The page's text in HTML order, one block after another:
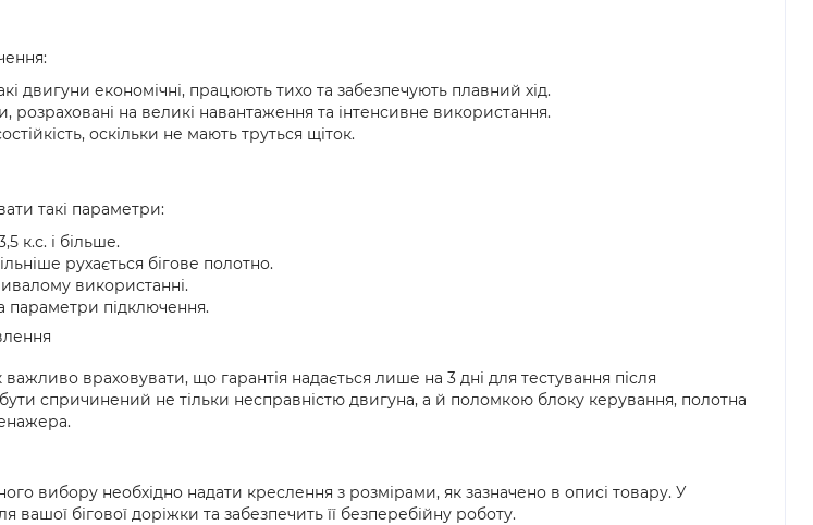
двигуни економічні, працюють тихо та забезпечують плавний хід.
розраховані на великі навантаження та інтенсивне використання.
оскільки не мають труться щіток.
такі параметри:
к.с. і більше.
рухається бігове полотно.
використанні.
параметри підключення.
враховувати, що гарантія надається лише на 3 дні для тестування після
спричинений не тільки несправністю двигуна, а й поломкою блоку керування, полотна
вибору необхідно надати креслення з розмірами, як зазначено в описі товару. У
бігової доріжки та забезпечить її безперебійну роботу.